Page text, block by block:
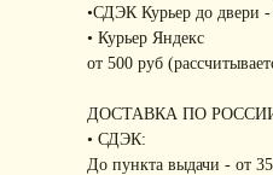
•СДЭК Курьер до двери -
• Курьер Яндекс
от 500 руб
ДОСТАВКА ПО
• СДЭК:
До пункта выдачи - от